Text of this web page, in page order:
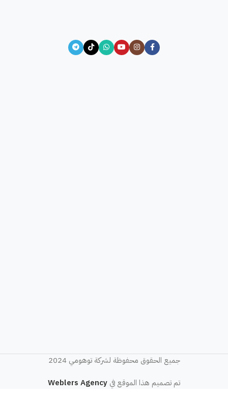
جميع الحقوق محفوظة لشركة توهومي 2024
تم تصميم هذا الموقع في Weblers Agency